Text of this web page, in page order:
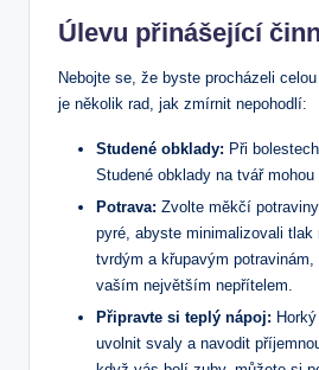
Úlevu přinášející
Nebojte se, že byste procházeli
je několik rad, jak zmírnit nepohodlí:
Studené obklady: Při
Studené obklady na tvář
Potrava: Zvolte měkčí
pyré, abyste minimalizovali tlak
tvrdým a křupavým
vaším největším nepřítelem.
Připravte si teplý nápoj:
uvolnit svaly a navodit